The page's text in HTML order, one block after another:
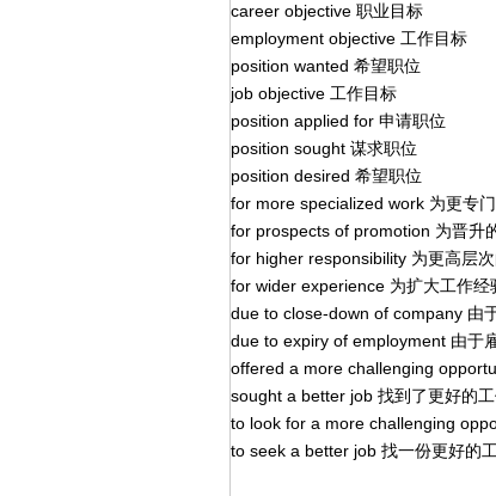
career objective 职业目标
employment objective 工作目标
position wanted 希望职位
job objective 工作目标
position applied for 申请职位
position sought 谋求职位
position desired 希望职位
for more specialized work 为更专
for prospects of promotion 为晋升
for higher responsibility 为更高层
for wider experience 为扩大工作经
due to close-down of company 由
due to expiry of employment 由于
offered a more challenging
sought a better job 找到了更好的
to look for a more challenging
to seek a better job 找一份更好的